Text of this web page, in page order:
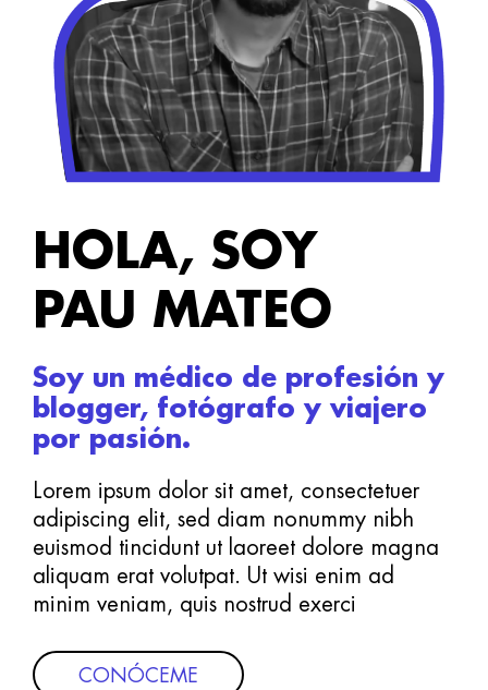
HOLA, SOY
PAU MATEO
Soy un médico de profesión y
blogger, fotógrafo y viajero
por pasión.
Lorem ipsum dolor sit amet, consectetuer
adipiscing elit, sed diam nonummy nibh
euismod tincidunt ut laoreet dolore magna
aliquam erat volutpat. Ut wisi enim ad
minim veniam, quis nostrud exerci
CONÓCEME